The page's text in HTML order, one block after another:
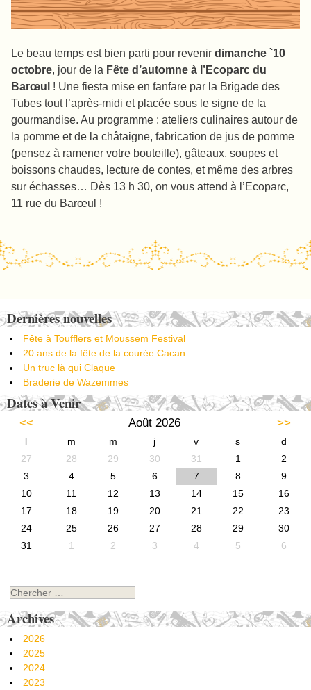
Le beau temps est bien parti pour revenir dimanche `10
octobre, jour de la Fête d’automne à l’Ecoparc du
Barœul ! Une fiesta mise en fanfare par la Brigade des
Tubes tout l’après-midi et placée sous le signe de la
gourmandise. Au programme : ateliers culinaires autour de
la pomme et de la châtaigne, fabrication de jus de pomme
(pensez à ramener votre bouteille), gâteaux, soupes et
boissons chaudes, lecture de contes, et même des arbres
sur échasses… Dès 13 h 30, on vous attend à l’Ecoparc,
11 rue du Barœul !
Post navigation
Dernières nouvelles
Fête à Toufflers et Moussem Festival
20 ans de la fête de la courée Cacan
Un truc là qui Claque
Braderie de Wazemmes
Dates à Venir
<< Août 2026 >>
l m m j v s
d
27
28 29 30 31 1
2
3
4 5 6 7 8
9
10
11 12 13 14 15
16
17
18 19 20 21 22
23
24
25 26 27 28 29
30
31
1 2 3 4 5 6
Chercher
Archives
2026
2025
2024
2023